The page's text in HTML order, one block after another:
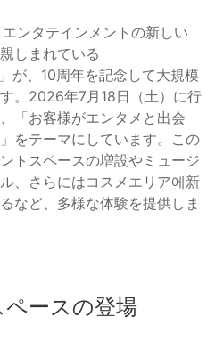
ンタテインメントの新しい
しまれている
が、10周年を記念して大規模
。2026年7月18日（土）に行
「お客様がエンタメと出会
をテーマにしています。この
トスペースの増設やミュージ
、さらにはコスメエリア에新
など、多様な体験を提供しま
ースの登場